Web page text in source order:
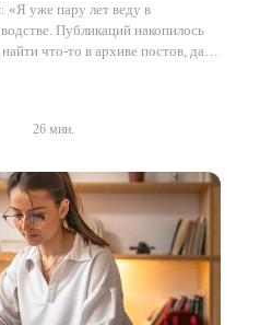
«Я уже пару лет веду в
Публикаций накопилось
что-то в архиве постов, да и
26 мин.